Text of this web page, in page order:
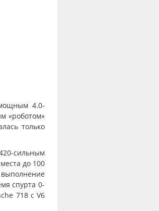
4.0-
«роботом»
только
сильным
до 100
выполнение
спурта 0-
718 с V6